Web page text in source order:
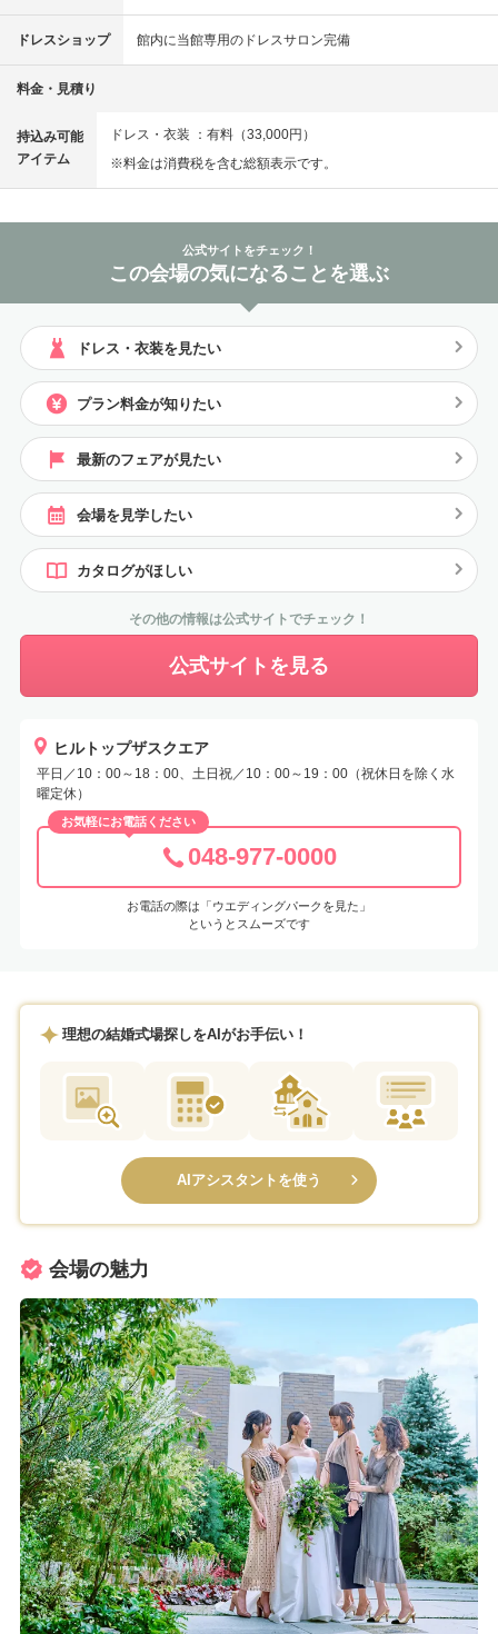
ドレスショップ 館内に当館専用のドレスサロン完備
料金・見積り
持込み可能
アイテム
ドレス・衣装 ：有料（33,000円）
※料金は消費税を含む総額表示です。
公式サイトをチェック！
この会場の気になることを選ぶ
ドレス・衣装を見たい
プラン料金が知りたい
最新のフェアが見たい
会場を見学したい
カタログがほしい
その他の情報は公式サイトでチェック！
公式サイトを見る
ヒルトップザスクエア
平日／10：00～18：00、土日祝／10：00～19：00（祝休日を除く水
曜定休）
お気軽にお電話ください
048-977-0000
お電話の際は「ウエディングパークを見た」
というとスムーズです
理想の結婚式場探しをAIがお手伝い！
AIアシスタントを使う
会場の魅力